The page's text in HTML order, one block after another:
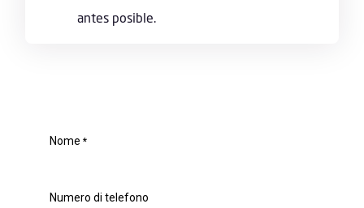
antes posible.